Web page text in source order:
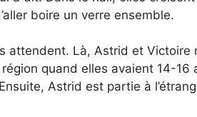
boire un verre ensemble.
attendent. Là, Astrid et Victoire
quand elles avaient 14-16
Astrid est partie à